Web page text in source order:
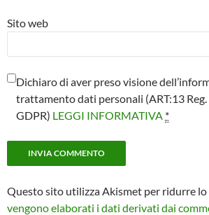
Sito web
Dichiaro di aver preso visione
trattamento dati personali (ART:13
GDPR) LEGGI INFORMATIVA *
Questo sito utilizza Akismet per ridurre lo
vengono elaborati i dati derivati dai